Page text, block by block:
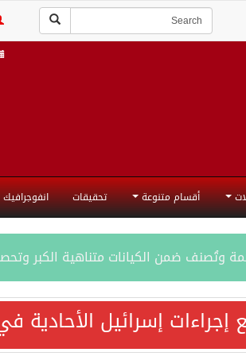
أقسام متنوعة تحقيقات انفوجرافيك
جارية الآن
إجراءات إسرائيل